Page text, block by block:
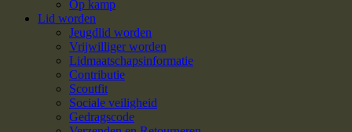
Op kamp
Lid worden
Jeugdlid worden
Vrijwilliger worden
Lidmaatschapsinformatie
Contributie
Scoutfit
Sociale veiligheid
Gedragscode